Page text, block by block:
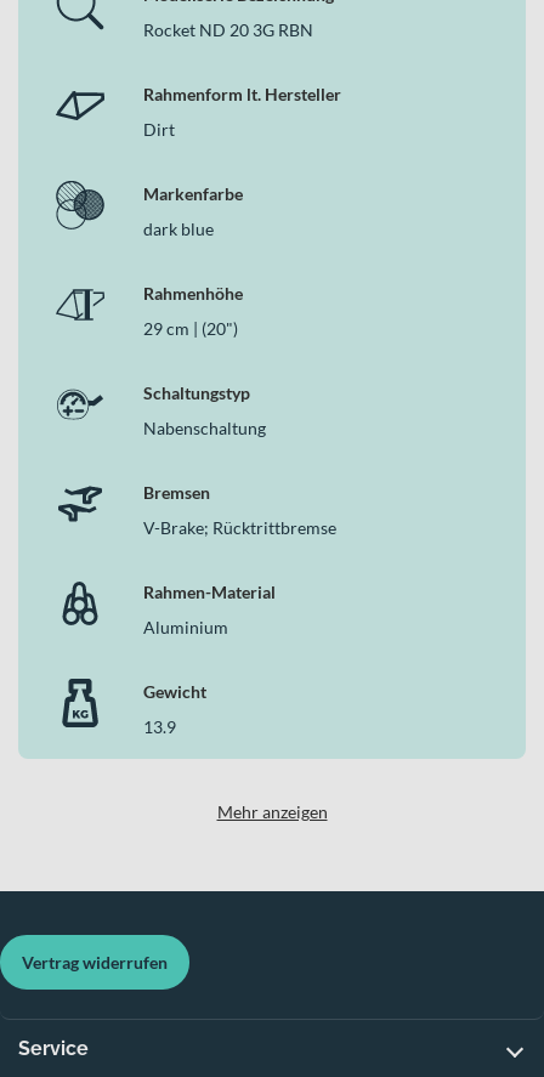
sowie einem CONTEC TL-135 LED-Gepäckträgerrücklicht
Reflexstreifen an Vorder- und Hinterrad erhöhen zusätzlich die
Erkennbarkeit bei schlechten Lichtverhältnissen.
Abgerundet wird das Cockpit durch eine schwarze
Kerzensattelstütze aus Aluminium in 27,2x300 mm, die Stabilität
und eine solide Anpassungsmöglichkeit bietet.
Leichter Aluminiumrahmen für ein kontrolliertes Fahrgefühl
bei 13.9 kg Gesamtgewicht
V-Brake-System mit PROMAX TX117 Felgenbremsen plus
Rücktrittbremse
AXA Ecoline 15 Frontlicht (15 Lux) und CONTEC LED-
Reflexreifen in 47-406 für bessere Sichtbarkeit
Unicrown-Stahlgabel für robuste Alltagstauglichkeit
Zulässiges Gesamtgewicht von 60 kg für vielseitige Nutzung
Warum dieses Bike in der Kategorie Kinderfahrräder
überzeugt
von Noxon eine kindgerechte Geometrie mit solider Technik.
Aluminiumrahmen, 3-Gang-Nabenschaltung, zuverlässige
Felgenbremsen, Rücktrittbremse und vollständige Lichtausstattung
sorgen dafür, dass dein Kind sicher und selbstbewusst unterwegs ist
Rocket ND 20 3G RBN
Rahmenform lt. Hersteller
Dirt
Markenfarbe
dark blue
Rahmenhöhe
29 cm | (20")
Schaltungstyp
Nabenschaltung
Bremsen
V-Brake; Rücktrittbremse
Rahmen-Material
Aluminium
Gewicht
13.9
Mehr anzeigen
Vertrag widerrufen
Service